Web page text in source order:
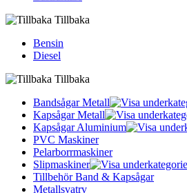
Tillbaka
Bensin
Diesel
Tillbaka
Bandsågar Metall
Kapsågar Metall
Kapsågar Aluminium
PVC Maskiner
Pelarborrmaskiner
Slipmaskiner
Tillbehör Band & Kapsågar
Metallsvatrv